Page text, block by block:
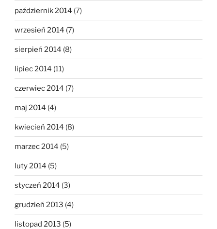
październik 2014 (7)
wrzesień 2014 (7)
sierpień 2014 (8)
lipiec 2014 (11)
czerwiec 2014 (7)
maj 2014 (4)
kwiecień 2014 (8)
marzec 2014 (5)
luty 2014 (5)
styczeń 2014 (3)
grudzień 2013 (4)
listopad 2013 (5)